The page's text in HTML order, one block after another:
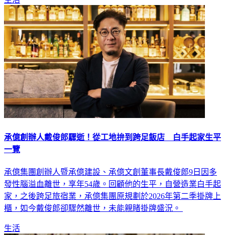
承億創辦人戴俊郎驟逝！從工地拚到跨足飯店 白手起家生平
一覽
承億集團創辦人暨承億建設、承億文創董事長戴俊郎9日因多
發性腦溢血離世，享年54歲。回顧他的生平，自營造業白手起
家，之後跨足旅宿業，承億集團原規劃於2026年第二季掛牌上
櫃，如今戴俊郎卻驟然離世，未能親睹掛牌盛況。
生活